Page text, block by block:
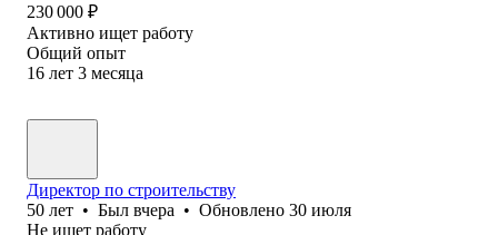
230 000 ₽
Активно ищет работу
Общий опыт
16 лет 3 месяца
Директор по строительству
50 лет • Был вчера • Обновлено 30 июля
Не ищет работу